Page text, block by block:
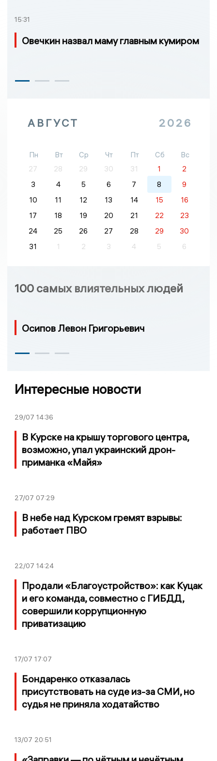
15:31
Овечкин назвал маму главным кумиром
АВГУСТ 2026
Пн Вт Ср Чт Пт Сб
Вс
27
28 29 30 31 1
2
3
4 5 6 7 8
9
10
11 12 13 14 15
16
17
18 19 20 21 22
23
24
25 26 27 28 29
30
31
1 2 3 4 5 6
100 самых влиятельных людей
Осипов Левон Григорьевич
Интересные новости
29/07 14:36
В Курске на крышу торгового центра,
возможно, упал украинский дрон-
приманка «Майя»
27/07 07:29
В небе над Курском гремят взрывы:
работает ПВО
22/07 14:24
Продали «Благоустройство»: как Куцак
и его команда, совместно с ГИБДД,
совершили коррупционную
приватизацию
17/07 17:07
Бондаренко отказалась
присутствовать на суде из-за СМИ, но
судья не приняла ходатайство
13/07 20:51